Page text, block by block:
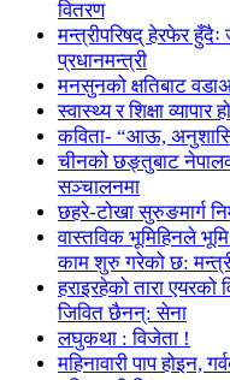
वितरण
मन्त्रीपरिषद् हेरफेर हुँदैः
प्रधानमन्त्री
मनसुनको क्षतिबाट
स्वास्थ्य र शिक्षा
कविता- “आऊ,
चीनको छङ्तुबाट
सञ्चालनमा
छहरे-टोखा सुरुङमार्ग
वास्तविक भूमिहिनले
काम शुरु गरेको छ:
हराइरहेको तारा एयरको
जिवित छैनन्: सेना
लघुकथा : विजेता !
महिनावारी पाप होइन,